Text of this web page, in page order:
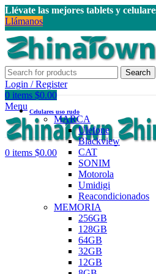
Llévate las mejores tablets y
Llámanos
Search
Login / Register
0 items $0.00
Menu
0 items $0.00
Celulares uso rudo
MARCA
Ulefone
Blackview
CAT
SONIM
Motorola
Umidigi
Reacondicionados
MEMORIA
256GB
128GB
64GB
32GB
12GB